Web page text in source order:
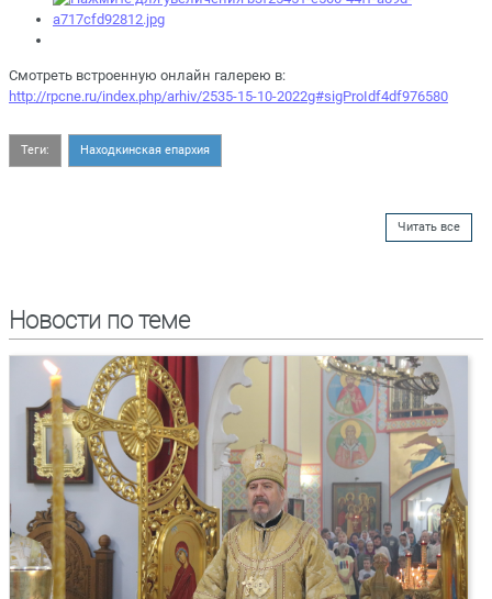
Смотреть встроенную онлайн галерею в:
http://rpcne.ru/index.php/arhiv/2535-15-10-2022g#sigProIdf4df976580
Теги: Находкинская епархия
Читать все
Новости по теме